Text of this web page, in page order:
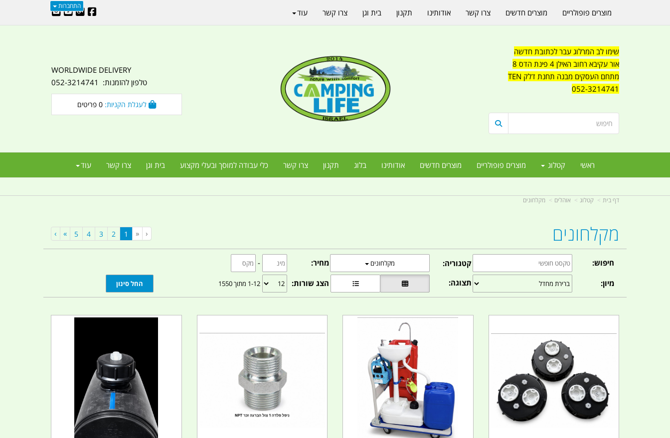
התחברות
שימו לב המרלוג עבר לכתובת חדשה
אור עקיבא רחוב האילן 4 פינת הדס 8
מתחם העסקים מבנה תחנת דלק TEN
052-3214741
WORLDWIDE DELIVERY
טלפון להזמנות: 052-3214741
0
ראשי קטלוג מוצרים פופולריים מוצרים חדשים אודותינו בלוג תקנון צרו קשר כלי עבודה למוסך ובעלי מקצוע בית וגן צרו קשר עוד
מוצרים פופולריים מוצרים חדשים צרו קשר אודותינו תקנון בית וגן צרו קשר עוד
דף בית קטלוג אוהלים מקלחונים
מקלחונים ‹
«
1
2
3
4
5
»
›
חיפוש: קטגוריה: מקלחונים מחיר: -
מיון: תצוגה: הצג שורות: 1-12 מתוך 1550